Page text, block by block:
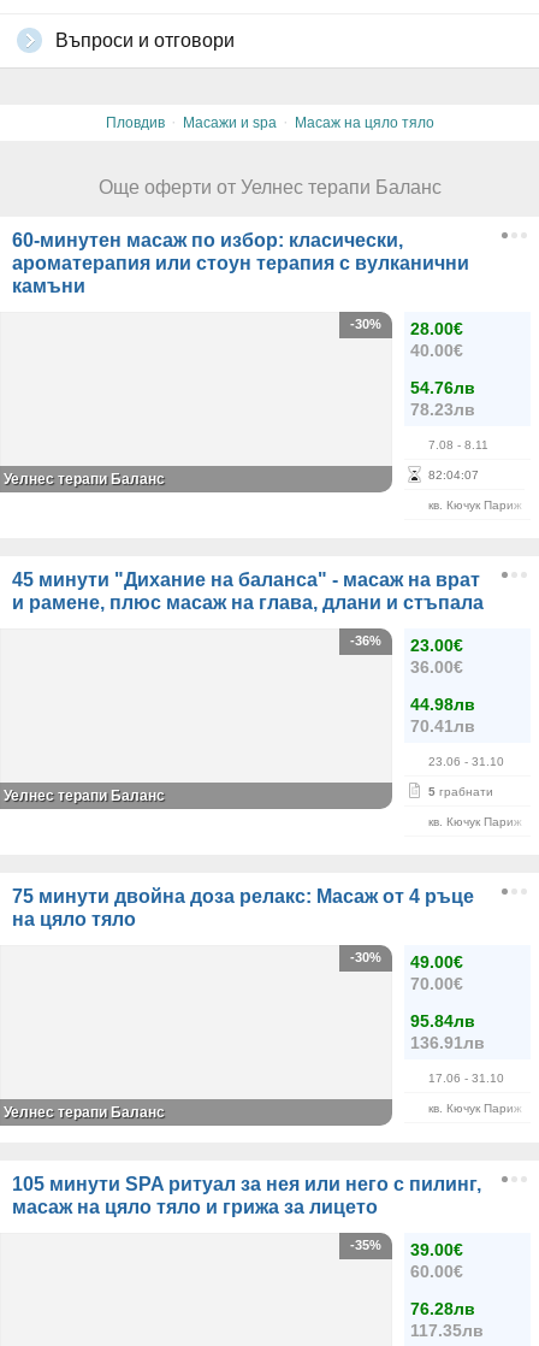
Въпроси и отговори
Пловдив · Масажи и spa · Масаж на цяло тяло
Още оферти от Уелнес терапи Баланс
60-минутен масаж по избор: класически,
ароматерапия или стоун терапия с вулканични
камъни
28.00€
40.00€
54.76лв
78.23лв
7.08 - 8.11
82:04:07
кв. Кючук Париж
-30%
Уелнес терапи Баланс
45 минути "Дихание на баланса" - масаж на врат
и рамене, плюс масаж на глава, длани и стъпала
23.00€
36.00€
44.98лв
70.41лв
23.06 - 31.10
5 грабнати
кв. Кючук Париж
-36%
Уелнес терапи Баланс
75 минути двойна доза релакс: Масаж от 4 ръце
на цяло тяло
49.00€
70.00€
95.84лв
136.91лв
17.06 - 31.10
кв. Кючук Париж
-30%
Уелнес терапи Баланс
105 минути SPA ритуал за нея или него с пилинг,
масаж на цяло тяло и грижа за лицето
39.00€
60.00€
76.28лв
117.35лв
-35%